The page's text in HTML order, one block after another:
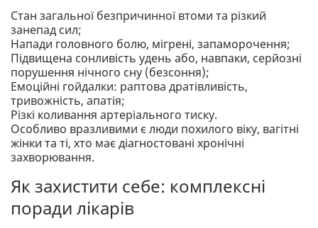
Стан загальної безпричинної втоми та різкий
занепад сил;
Напади головного болю, мігрені, запаморочення;
Підвищена сонливість удень або, навпаки, серйозні
порушення нічного сну (безсоння);
Емоційні гойдалки: раптова дратівливість,
тривожність, апатія;
Різкі коливання артеріального тиску.
Особливо вразливими є люди похилого віку, вагітні
жінки та ті, хто має діагностовані хронічні
захворювання.
Як захистити себе: комплексні
поради лікарів